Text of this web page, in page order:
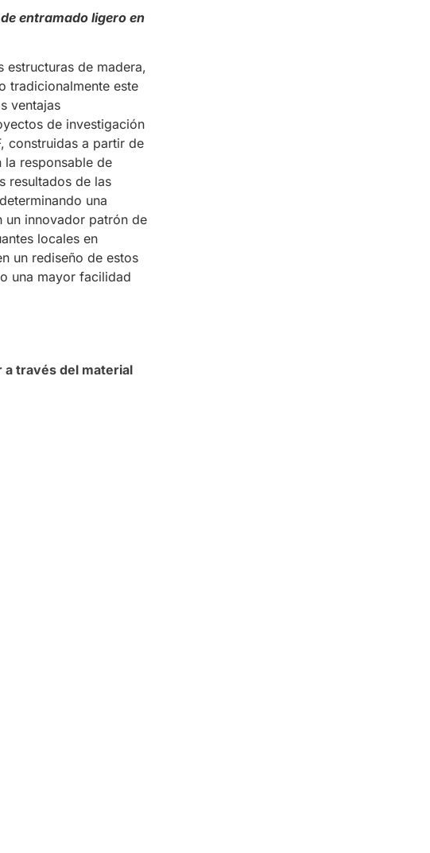
entramado ligero en
estructuras de madera,
tradicionalmente este
ventajas
de investigación
construidas a partir de
responsable de
resultados de las
una
un innovador patrón de
locales en
un rediseño de estos
una mayor facilidad
a través del material